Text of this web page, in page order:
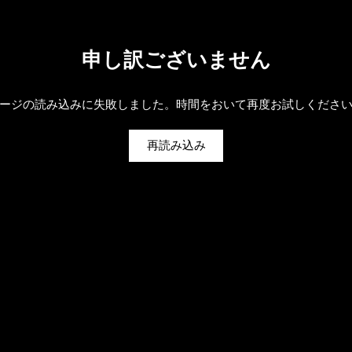
申し訳ございません
ジの読み込みに失敗しました。時間をおいて再度お試しくださ
再読み込み